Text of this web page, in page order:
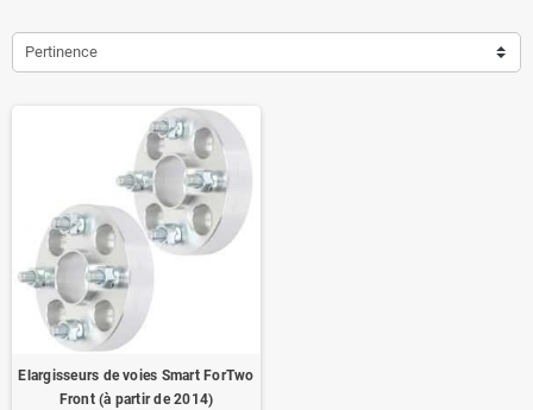
Pertinence
Elargisseurs de voies Smart ForTwo
Front (à partir de 2014)